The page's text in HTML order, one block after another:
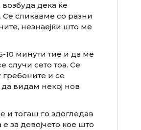
дека ќе
Се сликавме со разни
незнаејќи што ме
10 минути тие и да ме
случи сето тоа. Се
и се
видам некој нов
и тогаш го здогледав
за девојчето кое што